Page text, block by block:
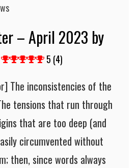
– April 2023 by
5 (4)
The inconsistencies of the
tensions that run through
that are too deep (and
circumvented without
then, since words always